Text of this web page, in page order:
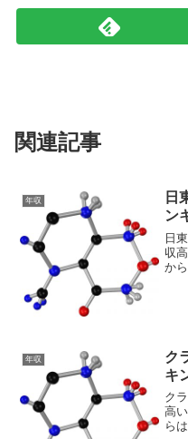
関連記事
年収
日
ン
日
収
か
年収
ク
キ
ク
高
ら